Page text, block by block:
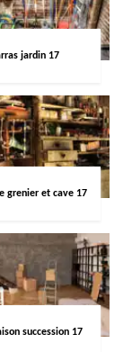
jardin 17
grenier et cave 17
succession 17